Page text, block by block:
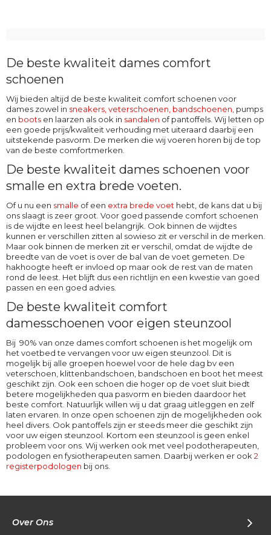
De beste kwaliteit dames comfort
schoenen
Wij bieden altijd de beste kwaliteit comfort schoenen voor
dames zowel in sneakers, veterschoenen bandschoenen pumps
en boots en laarzen als ook in sandalen of pantoffels. Wij letten op
een goede prijs/kwaliteit verhouding met uiteraard daarbij een
uitstekende pasvorm. De merken die wij voeren horen bij de top
van de beste comfortmerken.
De beste kwaliteit dames schoenen voor
smalle en extra brede voeten.
Of u nu een smalle of een extra brede voet hebt, de kans dat u bij
ons slaagt is zeer groot. Voor goed passende comfort schoenen
is de wijdte en leest heel belangrijk. Ook binnen de wijdtes
kunnen er verschillen zitten al sowieso zit er verschil in de merken.
Maar ook binnen de merken zit er verschil, omdat de wijdte de
breedte van de voet is over de bal van de voet gemeten. De
hakhoogte heeft er invloed op maar ook de rest van de maten
rond de leest. Het blijft dus een richtlijn en een kwestie van goed
passen en een goed advies.
De beste kwaliteit comfort
damesschoenen voor eigen steunzool
Bij 90% van onze dames comfort schoenen is het mogelijk om
het voetbed te vervangen voor uw eigen steunzool. Dit is
mogelijk bij alle groepen hoewel voor de hele dag bv een
veterschoen, klittenbandschoen, bandschoen en boot het meest
geschikt zijn. Ook een schoen die hoger op de voet sluit biedt
betere mogelijkheden qua pasvorm en bieden daardoor het
beste comfort. Natuurlijk willen wij u dat graag uitleggen en zelf
laten ervaren. In onze open schoenen zijn de mogelijkheden ook
heel divers. Ook pantoffels zijn er steeds meer die geschikt zijn
voor uw eigen steunzool. Kortom een steunzool is geen enkel
probleem voor ons. Wij werken ook met veel podotherapeuten,
podologen en fysiotherapeuten samen. Daarbij werken er ook 2
registerpodologen bij ons.
Over Ons